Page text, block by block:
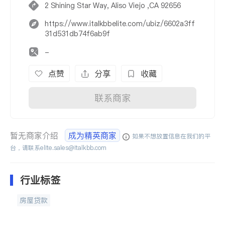
2 Shining Star Way, Aliso Viejo ,CA 92656
https://www.italkbbelite.com/ubiz/6602a3ff
31d531db74f6ab9f
-
点赞 分享 收藏
联系商家
暂无商家介绍 成为精英商家
如果不想放置信息在我们的平
台，请联系elite.sales@italkbb.com
行业标签
房屋贷款